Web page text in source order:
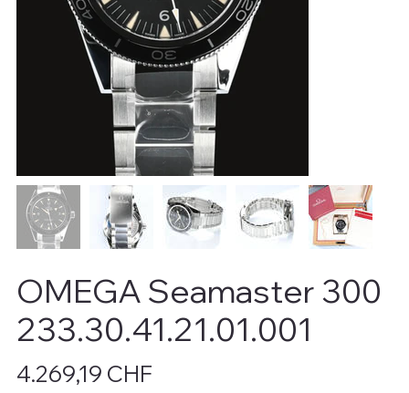
OMEGA Seamaster 300
233.30.41.21.01.001
4.269,19 CHF